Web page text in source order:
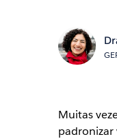
Muitas
padronizar